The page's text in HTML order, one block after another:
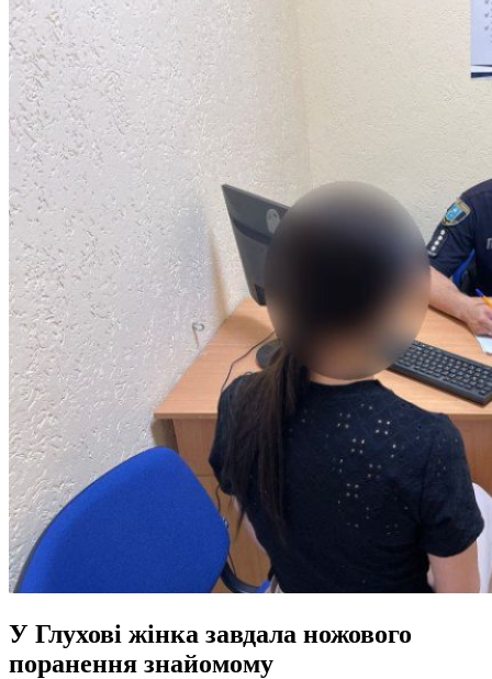
У Глухові жінка завдала ножового
поранення знайомому